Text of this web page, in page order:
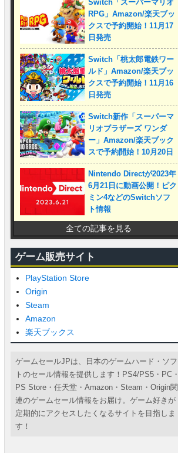
Switch「スーパーマリオ
RPG」Amazon/楽天ブッ
クスで予約開始！11月17
日発売
Switch「桃太郎電鉄ワー
ルド」Amazon/楽天ブッ
クスで予約開始！11月16
日発売
Switch新作「スーパーマ
リオブラザーズ ワンダ
ー」Amazon/楽天ブック
スで予約開始！10月20日
発売
Nintendo Directが2023年
6月21日に動画公開！ピク
ミン4などのSwitchソフ
ト情報
全ての記事を見る
ゲーム販売サイト
PlayStation Store
Origin
Steam
Amazon
楽天ブックス
ゲームセールJPは、日本のゲームハード・ソフ
トのセール情報を提供します！PS4/PS5・PC・
PS Store・任天堂・Amazon・Steam・Origin関
連のゲームセール情報をお届け。ゲーム好きが
定期的にアクセスしたくなるサイトを目指しま
す！